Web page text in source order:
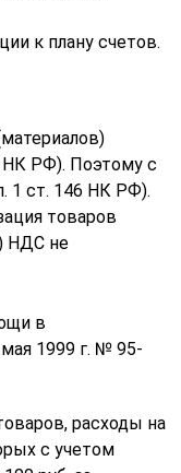
к плану счетов.
НК РФ). Поэтому с
1 ст. 146 НК РФ).
товаров
НДС не
в
1999 г. № 95-
расходы на
с учетом